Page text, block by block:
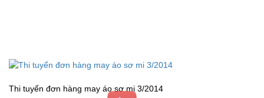
Thi tuyển đơn hàng may áo sơ mi 3/2014